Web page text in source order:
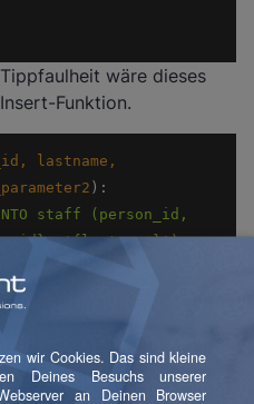
wäre dieses
Funktion.
lastname,
):
staff (person_id,
'{lastname}')
die Daten einfach aus
definierten
Funktionsparameter.
in Python 2.7